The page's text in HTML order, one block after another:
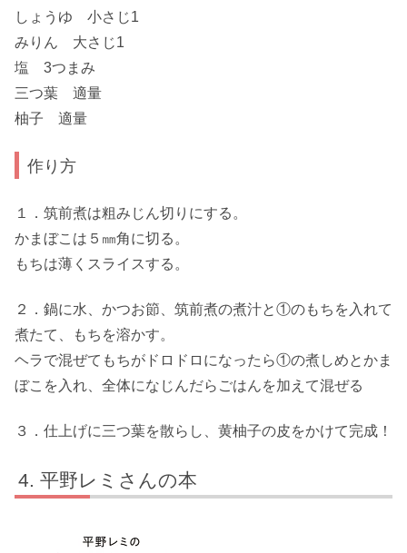
しょうゆ 小さじ1
みりん 大さじ1
塩 3つまみ
三つ葉 適量
柚子 適量
作り方
１．筑前煮は粗みじん切りにする。
かまぼこは５㎜角に切る。
もちは薄くスライスする。
２．鍋に水、かつお節、筑前煮の煮汁と①のもちを入れて
煮たて、もちを溶かす。
ヘラで混ぜてもちがドロドロになったら①の煮しめとかま
ぼこを入れ、全体になじんだらごはんを加えて混ぜる
３．仕上げに三つ葉を散らし、黄柚子の皮をかけて完成！
平野レミさんの本